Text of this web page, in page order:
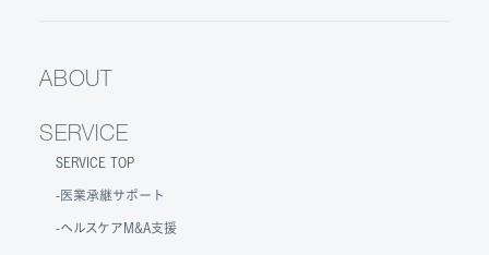
ABOUT
SERVICE
SERVICE TOP
医業承継サポート
ヘルスケアM&A支援